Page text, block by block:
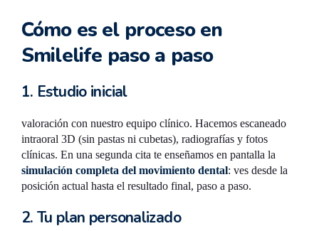
Cómo es el proceso en
Smilelife paso a paso
1. Estudio inicial
valoración con nuestro equipo clínico. Hacemos escaneado
intraoral 3D (sin pastas ni cubetas), radiografías y fotos
clínicas. En una segunda cita te enseñamos en pantalla la
simulación completa del movimiento dental: ves desde la
posición actual hasta el resultado final, paso a paso.
2. Tu plan personalizado